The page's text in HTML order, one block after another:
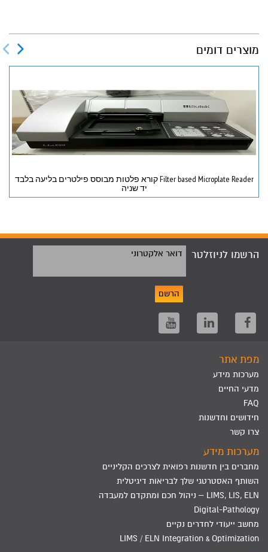
מוצרים דומים
Filter based Microplate Reader קורא פלטות מבוסס פילטרים בליעה בלבד
יד שניה
הרשמו לניוזלטר דואר אלקטרוני
הרשם
מפת אתר
מערכות מידע
מדעי החיים
FAQ
חידושים וחדשנות
צרו קשר
מערכות מידע
מחברים בין חדשנות רפואית לצרכים הקליניים
השותף האסטרטגי שלך לבריאות דיגיטלית
LIMS, LIS, ELN – ניהול חכם ומתקדם למעבדה
Digital-Pathology
מחשב ייעודי לחדרים נקיים
LIMS / ELN Integration & Optimization